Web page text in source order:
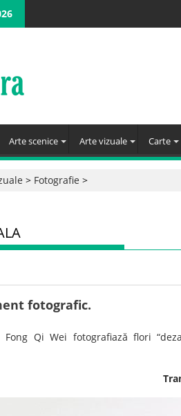
Arte scenice Arte vizuale Carte
> Fotografie >
fotografic.
Fong Qi Wei fotografiază flori